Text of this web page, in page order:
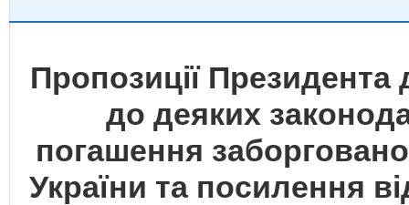
Пропозиції
до деяких
погашення
України та посилення